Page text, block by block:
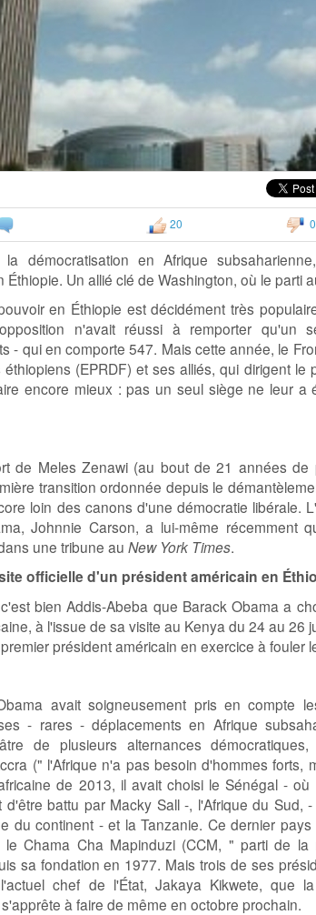
20 0
démocratisation en Afrique
Éthiopie. Un allié clé de Washington, où le parti
en Éthiopie est décidément très
n'avait réussi à remporter qu'un
- qui en comporte 547. Mais cette année, le
(EPRDF) et ses alliés, qui dirigent le
encore mieux : pas un seul siège ne leur a
de Meles Zenawi (au bout de 21 années de
transition ordonnée depuis le
loin des canons d'une démocratie libérale.
Johnnie Carson, a lui-même récemment
une tribune au New York Times.
officielle d'un président américain en
bien Addis-Abeba que Barack Obama a
à l'issue de sa visite au Kenya du 24 au 26
président américain en exercice à fouler
avait soigneusement pris en compte
- rares - déplacements en Afrique
de plusieurs alternances
(" l'Afrique n'a pas besoin d'hommes forts,
de 2013, il avait choisi le Sénégal - où
d'être battu par Macky Sall -, l'Afrique du Sud,
du continent - et la Tanzanie. Ce dernier
le Chama Cha Mapinduzi (CCM, " parti de
sa fondation en 1977. Mais trois de ses
chef de l'État, Jakaya Kikwete, que
à faire de même en octobre prochain.